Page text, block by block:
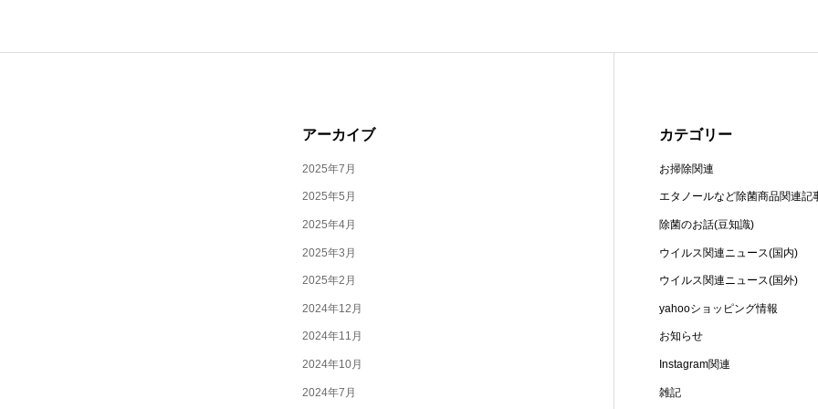
アーカイブ
2025年7月
2025年5月
2025年4月
2025年3月
2025年2月
2024年12月
2024年11月
2024年10月
2024年7月
カテゴリー
お掃除関連
エタノールなど除菌商品関連記
除菌のお話(豆知識)
ウイルス関連ニュース(国内)
ウイルス関連ニュース(国外)
yahooショッピング情報
お知らせ
Instagram関連
雑記